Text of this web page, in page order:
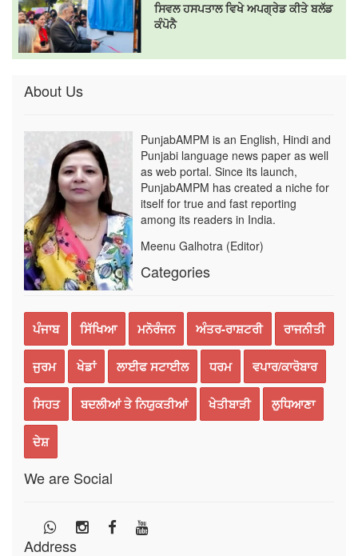
ਸਿਵਲ ਹਸਪਤਾਲ ਵਿਖੇ ਅਪਗ੍ਰੇਡ ਕੀਤੇ ਬਲੱਡ
ਕੰਪੋਨੈ
About Us
PunjabAMPM is an English, Hindi and
Punjabi language news paper as well
as web portal. Since its launch,
PunjabAMPM has created a niche for
itself for true and fast reporting
among its readers in India.
Meenu Galhotra (Editor)
Categories
ਪੰਜਾਬ ਸਿੱਖਿਆ ਮਨੋਰੰਜਨ ਅੰਤਰ-ਰਾਸ਼ਟਰੀ ਰਾਜਨੀਤੀ
ਜੁਰਮ ਖੇਡਾਂ ਲਾਈਫ ਸਟਾਈਲ ਧਰਮ ਵਪਾਰ/ਕਾਰੋਬਾਰ
ਸਿਹਤ ਬਦਲੀਆਂ ਤੇ ਨਿਯੁਕਤੀਆਂ ਖੇਤੀਬਾੜੀ ਲੁਧਿਆਣਾ
ਦੇਸ਼
We are Social
Address